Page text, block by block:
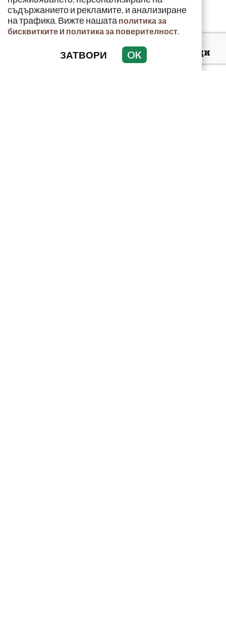
Киев: 16 000 чужденци
се сражават в
съдържанието и рекламите, и анализиране
на трафика. Вижте нашата политика за
бисквитките и политика за поверителност.
ЗАТВОРИ OK